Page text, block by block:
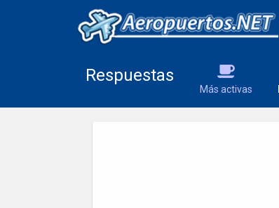
Respuestas
Más activas